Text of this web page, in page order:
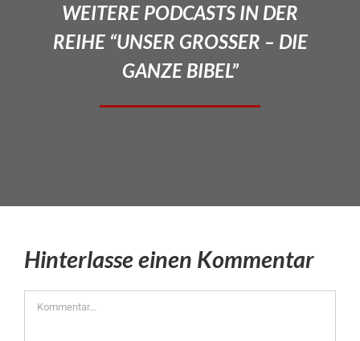
WEITERE PODCASTS IN DER
REIHE “UNSER GROSSER – DIE
GANZE BIBEL”
Hinterlasse einen Kommentar